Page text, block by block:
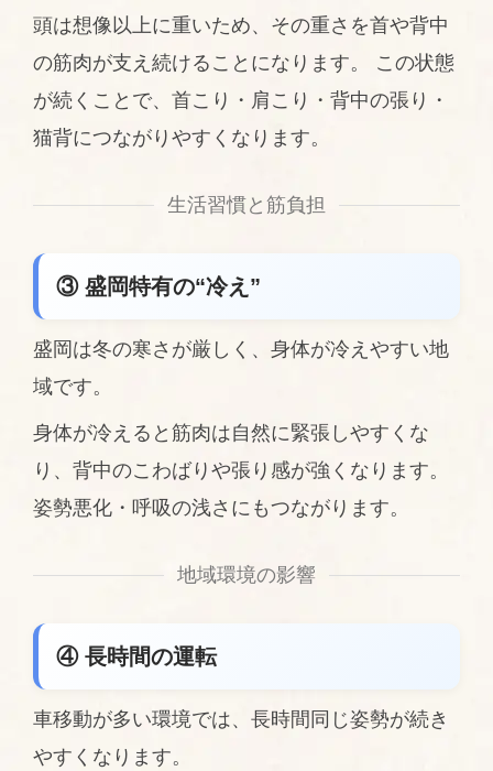
頭は想像以上に重いため、その重さを首や背中
の筋肉が支え続けることになります。 この状態
が続くことで、首こり・肩こり・背中の張り・
猫背につながりやすくなります。
生活習慣と筋負担
③ 盛岡特有の“冷え”
盛岡は冬の寒さが厳しく、身体が冷えやすい地
域です。
身体が冷えると筋肉は自然に緊張しやすくな
り、背中のこわばりや張り感が強くなります。
姿勢悪化・呼吸の浅さにもつながります。
地域環境の影響
④ 長時間の運転
車移動が多い環境では、長時間同じ姿勢が続き
やすくなります。